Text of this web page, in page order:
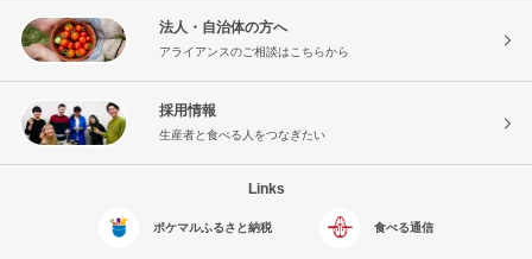
法人・自治体の方へ
アライアンスのご相談はこちらから
採用情報
生産者と食べる人をつなぎたい
Links
ポケマルふるさと納税 食べる通信